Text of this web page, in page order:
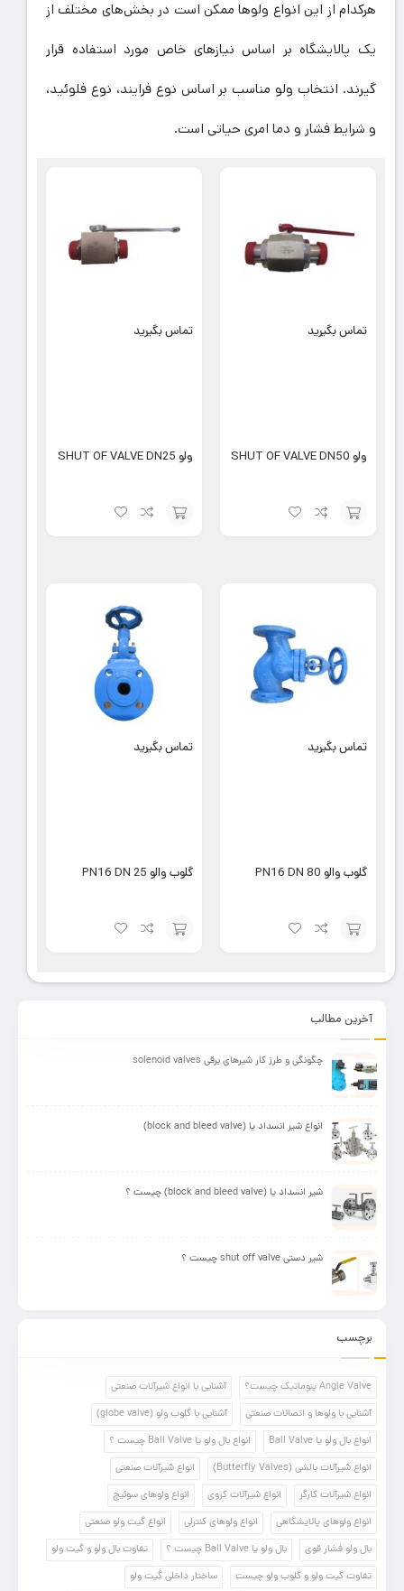
هرکدام از این انواع ولوها ممکن است در بخش‌های مختلف از
یک پالایشگاه بر اساس نیازهای خاص مورد استفاده قرار
گیرند. انتخاب ولو مناسب بر اساس نوع فرایند، نوع فلوئید،
و شرایط فشار و دما امری حیاتی است.
تماس بگیرید
ولو SHUT OF VALVE DN50
تماس بگیرید
ولو SHUT OF VALVE DN25
تماس بگیرید
گلوب والو PN16 DN 80
به
تماس بگیرید
گلوب والو PN16 DN 25
به
آخرین مطالب
چگونگی و طرز کار شیرهای برقی solenoid valves
انواع شیر انسداد یا (block and bleed valve)
شیر انسداد یا (block and bleed valve) چیست ؟
شیر دستی shut off valve چیست ؟
برچسب
Angle Valve پنوماتیک چیست؟
آشنایی با انواع شیرآلات صنعتی
آشنایی با ولوها و اتصالات صنعتی
آشنایی با گلوب ولو (globe valve)
انواع بال ولو یا Ball Valve
انواع بال ولو یا Ball Valve چیست ؟
انواع شیرآلات بالشی (Butterfly Valves)
انواع شیرآلات صنعتی
انواع شیرآلات کارگر
انواع شیرآلات کروی
انواع ولوهای سوئیچ
انواع ولوهای پالایشگاهی
انواع ولوهای کنترلی
انواع گیت ولو صنعتی
بال ولو فشار قوی
بال ولو یا Ball Valve چیست ؟
تفاوت بال ولو و گیت ولو
تفاوت گیت ولو و گلوب ولو چیست
ساختار داخلی گیت ولو